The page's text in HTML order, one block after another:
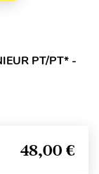
PT/PT* -
48,00 €